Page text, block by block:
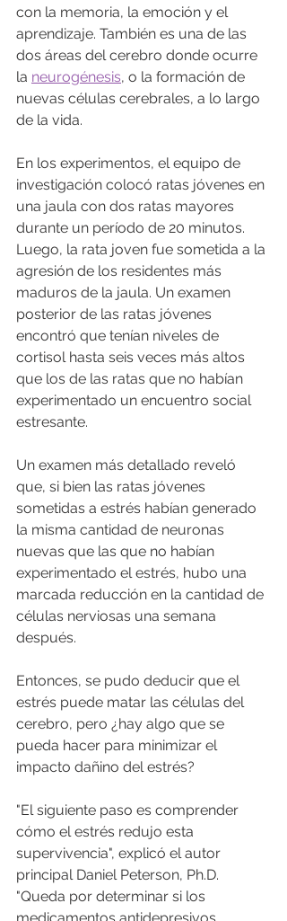
con la memoria, la emoción y el
aprendizaje. También es una de las
dos áreas del cerebro donde ocurre
la neurogénesis, o la formación de
nuevas células cerebrales, a lo largo
de la vida.
En los experimentos, el equipo de
investigación colocó ratas jóvenes en
una jaula con dos ratas mayores
durante un período de 20 minutos.
Luego, la rata joven fue sometida a la
agresión de los residentes más
maduros de la jaula. Un examen
posterior de las ratas jóvenes
encontró que tenían niveles de
cortisol hasta seis veces más altos
que los de las ratas que no habían
experimentado un encuentro social
estresante.
Un examen más detallado reveló
que, si bien las ratas jóvenes
sometidas a estrés habían generado
la misma cantidad de neuronas
nuevas que las que no habían
experimentado el estrés, hubo una
marcada reducción en la cantidad de
células nerviosas una semana
después.
Entonces, se pudo deducir que el
estrés puede matar las células del
cerebro, pero ¿hay algo que se
pueda hacer para minimizar el
impacto dañino del estrés?
"El siguiente paso es comprender
cómo el estrés redujo esta
supervivencia", explicó el autor
principal Daniel Peterson, Ph.D.
"Queda por determinar si los
medicamentos antidepresivos